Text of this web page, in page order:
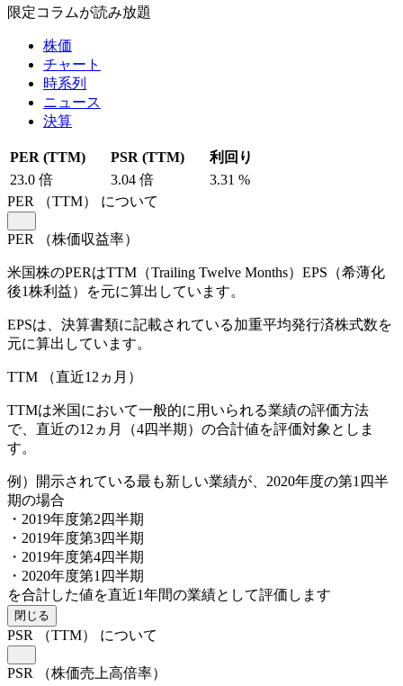
限定コラムが読み放題
株価
チャート
時系列
ニュース
決算
PER (TTM) PSR (TTM)
利回り
23.0 倍 3.04 倍 3.31 %
PER
（TTM） について
PER （株価収益率）
米国株のPERはTTM（Trailing Twelve Months）EPS（希薄化
後1株利益）を元に算出しています。
EPSは、決算書類に記載されている加重平均発行済株式数を
元に算出しています。
TTM （直近12ヵ月）
TTMは米国において一般的に用いられる業績の評価方法
で、直近の12ヵ月（4四半期）の合計値を評価対象としま
す。
例）開示されている最も新しい業績が、2020年度の第1四半
期の場合
・2019年度第2四半期
・2019年度第3四半期
・2019年度第4四半期
・2020年度第1四半期
を合計した値を直近1年間の業績として評価します
閉じる
PSR （TTM） について
PSR （株価売上高倍率）